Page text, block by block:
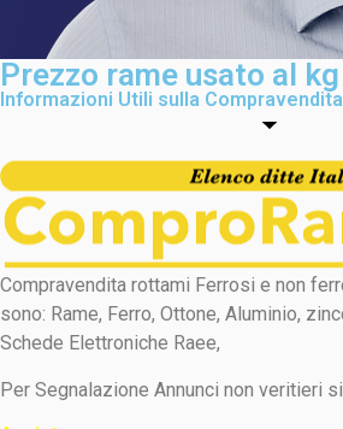
Prezzo rame usato al kg
Informazioni Utili sulla
Compravendita rottami Ferrosi e non
sono: Rame, Ferro, Ottone, Aluminio,
Schede Elettroniche Raee,
Per Segnalazione Annunci non veritieri